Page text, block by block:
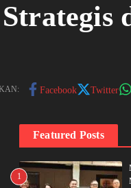
Facebook Twitter
Featured Posts
1